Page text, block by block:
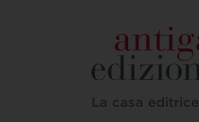
La casa editrice